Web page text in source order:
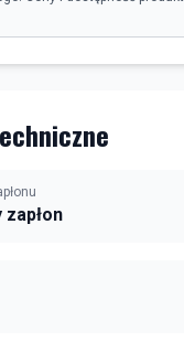
zapłon